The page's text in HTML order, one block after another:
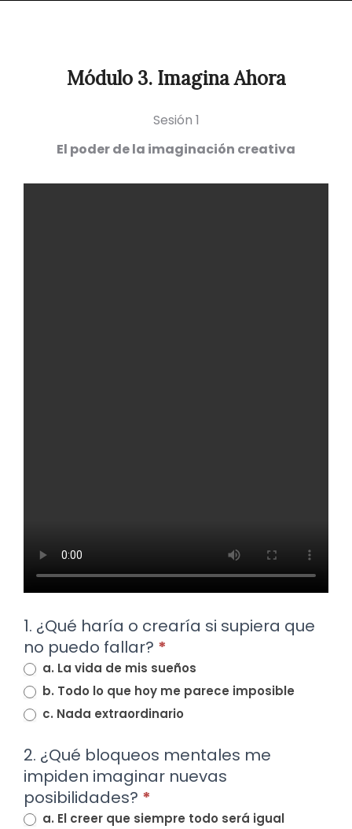
Módulo 3. Imagina Ahora
Sesión 1
El poder de la imaginación creativa
1. ¿Qué haría o crearía si supiera que
no puedo fallar? *
a. La vida de mis sueños
b. Todo lo que hoy me parece imposible
c. Nada extraordinario
2. ¿Qué bloqueos mentales me
impiden imaginar nuevas
posibilidades? *
a. El creer que siempre todo será igual